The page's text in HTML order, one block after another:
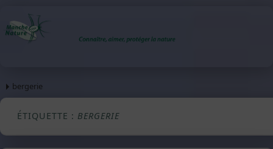
bergerie
ÉTIQUETTE : BERGERIE